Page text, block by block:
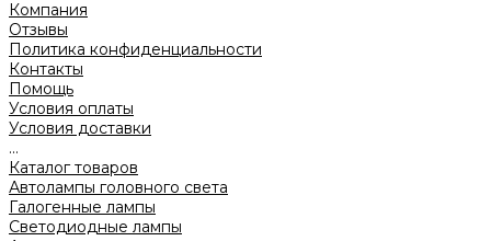
Компания
Отзывы
Политика конфиденциальности
Контакты
Помощь
Условия оплаты
Условия доставки
...
Каталог товаров
Автолампы головного света
Галогенные лампы
Светодиодные лампы